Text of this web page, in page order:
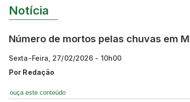
Notícia
Número de mortos pelas chuvas em
Sexta-Feira, 27/02/2026 - 10h00
Por Redação
ouça este conteúdo